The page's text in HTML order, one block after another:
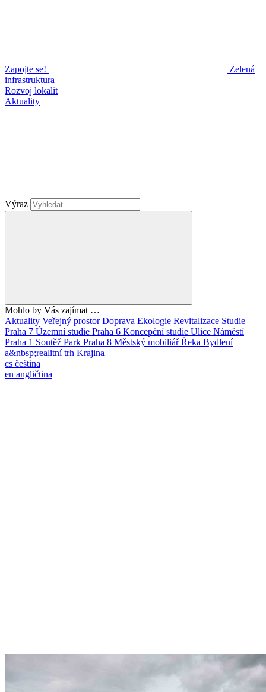
Zapojte se!
Zelená
infrastruktura
Rozvoj lokalit
Aktuality
Výraz
Mohlo by Vás zajímat …
Aktuality Veřejný prostorDoprava Ekologie Revitalizace Studie
Praha 7 Územní studie Praha 6 Koncepční studie Ulice Náměstí
Praha 1 Soutěž Park Praha 8 Městský mobiliářŘeka Bydlení
a&nbsp;realitní trh Krajina
cs čeština
en angličtina